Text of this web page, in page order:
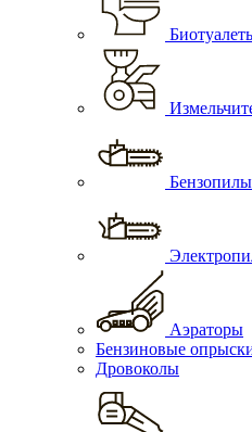
Бензопилы
Аэраторы
Бензиновые
Дровоколы